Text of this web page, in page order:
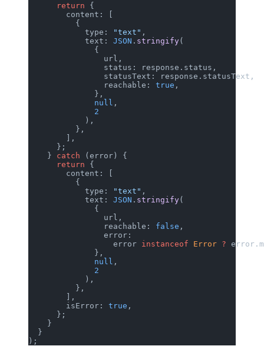
      return
{
        content: [
          {
            type:
"text"
            text:
JSON .stringify
              {
                url,
                status: response.status,
                statusText: response.statusText,
                reachable:
true
              },
              null
              2
            ),
          },
        ],
      };
    }
catch
(error) {
      return
{
        content: [
          {
            type:
"text"
            text:
JSON .stringify
              {
                url,
                reachable:
false
                error:
                  error
instanceof Error ?
              },
              null
              2
            ),
          },
        ],
        isError:
true
      };
    }
  }
);